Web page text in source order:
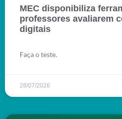
MEC disponibiliza
professores avaliarem
digitais
Faça o teste.
28/07/2026